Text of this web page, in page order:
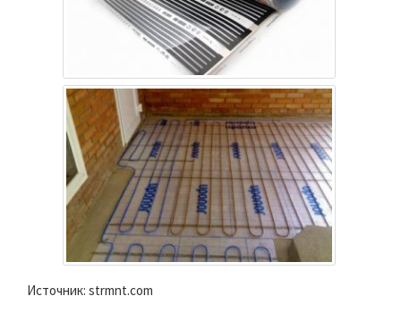
Источник: strmnt.com